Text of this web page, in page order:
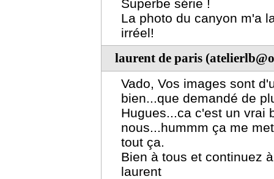
Superbe série !
La photo du canyon m'a
irréel!
laurent de paris
Vado, Vos images sont
bien...que demandé de
Hugues...ca c'est un vrai
nous...hummm ça me
tout ça.
Bien à tous et continuez
laurent